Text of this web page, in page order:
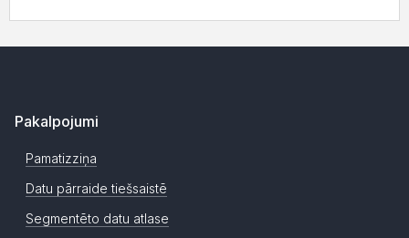
Pakalpojumi
Pamatizziņa
Datu pārraide tiešsaistē
Segmentēto datu atlase